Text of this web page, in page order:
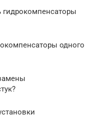
одного